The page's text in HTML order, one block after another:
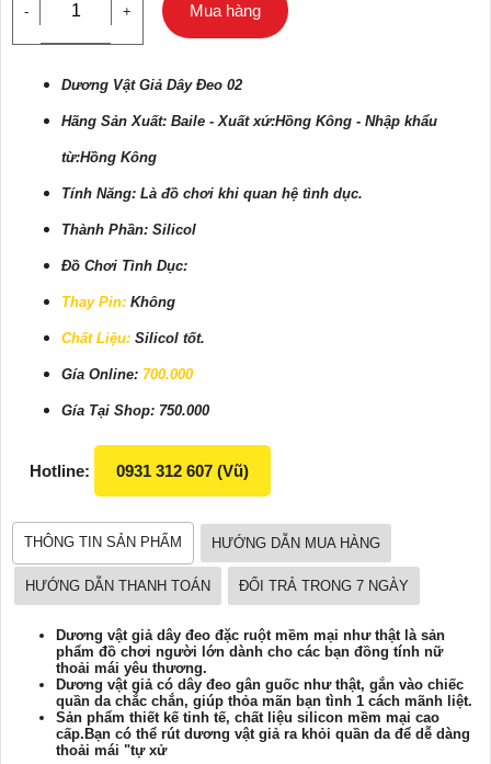
- + Mua hàng
Dương Vật Giả Dây Đeo 02
Hãng Sản Xuất: Baile - Xuất xứ:Hồng Kông - Nhập khẩu
từ:Hồng Kông
Tính Năng: Là đồ chơi khi quan hệ tình dục.
Thành Phần: Silicol
Đồ Chơi Tình Dục:
Thay Pin: Không
Chất Liệu: Silicol tốt.
Gía Online: 700.000
Gía Tại Shop: 750.000
Hotline: 0931 312 607 (Vũ)
THÔNG TIN SẢN PHẨM HƯỚNG DẪN MUA HÀNG
HƯỚNG DẪN THANH TOÁN ĐỔI TRẢ TRONG 7 NGÀY
Dương vật giả dây đeo đặc ruột mềm mại như thật là sản
phẩm đồ chơi người lớn dành cho các bạn đồng tính nữ
thoải mái yêu thương.
Dương vật giả có dây đeo gân guốc như thật, gắn vào chiếc
quần da chắc chắn, giúp thỏa mãn bạn tình 1 cách mãnh liệt.
Sản phẩm thiết kế tinh tế, chất liệu silicon mềm mại cao
cấp.Bạn có thể rút dương vật giả ra khỏi quần da để dễ dàng
thoải mái "tự xử